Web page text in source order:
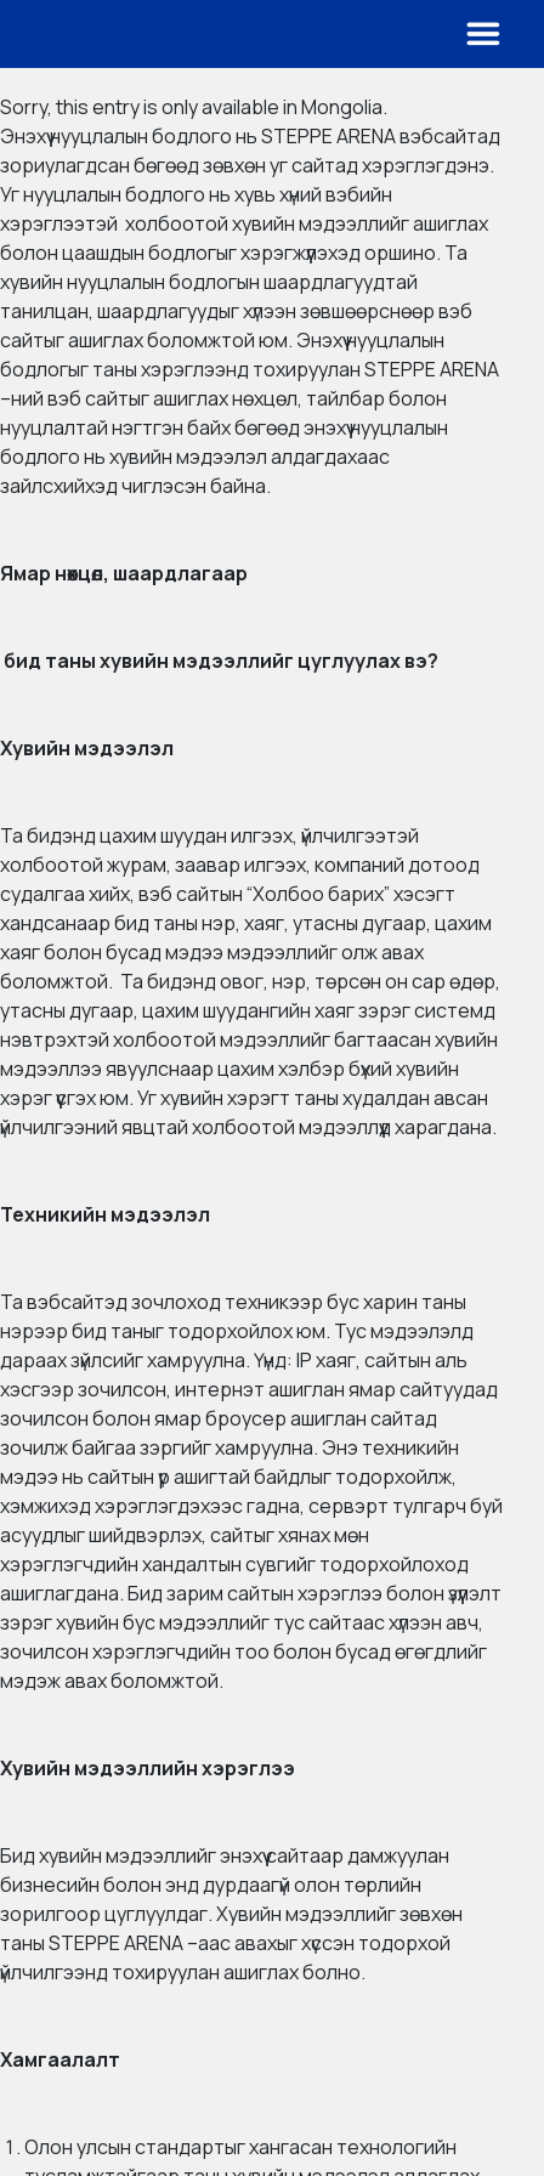
Sorry, this entry is only available inMongolia.
Энэхүү нууцлалын бодлого нь STEPPE ARENA вэбсайтад
зориулагдсан бөгөөд зөвхөн уг сайтад хэрэглэгдэнэ.
Уг нууцлалын бодлого нь хувь хүний вэбийн
хэрэглээтэй холбоотой хувийн мэдээллийг ашиглах
болон цаашдын бодлогыг хэрэгжүүлэхэд оршино. Та
хувийн нууцлалын бодлогын шаардлагуудтай
танилцан, шаардлагуудыг хүлээн зөвшөөрснөөр вэб
сайтыг ашиглах боломжтой юм. Энэхүү нууцлалын
бодлогыг таны хэрэглээнд тохируулан STEPPE ARENA
–ний вэб сайтыг ашиглах нөхцөл, тайлбар болон
нууцлалтай нэгтгэн байх бөгөөд энэхүү нууцлалын
бодлого нь хувийн мэдээлэл алдагдахаас
зайлсхийхэд чиглэсэн байна.
Ямар нөхцөл, шаардлагаар
бид таныхувийн мэдээллийг цуглуулахвэ?
Хувийн мэдээлэл
Та бидэнд цахим шуудан илгээх, үйлчилгээтэй
холбоотой журам, заавар илгээх, компаний дотоод
судалгаа хийх, вэб сайтын “Холбоо барих” хэсэгт
хандсанаар бид таны нэр, хаяг, утасны дугаар, цахим
хаяг болон бусад мэдээ мэдээллийг олж авах
боломжтой. Та бидэнд овог, нэр, төрсөн он сар өдөр,
утасны дугаар, цахим шуудангийн хаяг зэрэг системд
нэвтрэхтэй холбоотой мэдээллийг багтаасан хувийн
мэдээллээ явуулснаар цахим хэлбэр бүхий хувийн
хэрэг үүсгэх юм. Уг хувийн хэрэгт таны худалдан авсан
үйлчилгээний явцтай холбоотой мэдээллүүд харагдана.
Техникийн мэдээлэл
Та вэбсайтэд зочлоход техникээр бус харин таны
нэрээр бид таныг тодорхойлох юм. Тус мэдээлэлд
дараах зүйлсийг хамруулна. Үүнд: IP хаяг, сайтын аль
хэсгээр зочилсон, интернэт ашиглан ямар сайтуудад
зочилсон болон ямар броусер ашиглан сайтад
зочилж байгаа зэргийг хамруулна. Энэ техникийн
мэдээ нь сайтын үр ашигтай байдлыг тодорхойлж,
хэмжихэд хэрэглэгдэхээс гадна, сервэрт тулгарч буй
асуудлыг шийдвэрлэх, сайтыг хянах мөн
хэрэглэгчдийн хандалтын сувгийг тодорхойлоход
ашиглагдана. Бид зарим сайтын хэрэглээ болон үзүүлэлт
зэрэг хувийн бус мэдээллийг тус сайтаас хүлээн авч,
зочилсон хэрэглэгчдийн тоо болон бусад өгөгдлийг
мэдэж авах боломжтой.
Хувийн мэдээллийн хэрэглээ
Бид хувийн мэдээллийг энэхүү сайтаар дамжуулан
бизнесийн болон энд дурдаагүй олон төрлийн
зорилгоор цуглуулдаг. Хувийн мэдээллийг зөвхөн
таны STEPPE ARENA –аас авахыг хүссэн тодорхой
үйлчилгээнд тохируулан ашиглах болно.
Хамгаалалт
Олон улсын стандартыг хангасан технологийн